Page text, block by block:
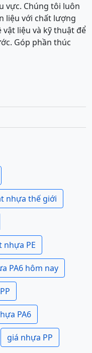
vực. Chúng tôi luôn
liệu với chất lượng
vật liệu và kỹ thuật để
Góp phần thúc
nhựa thế giới
nhựa PE
PA6 hôm nay
PA6
giá nhựa PP